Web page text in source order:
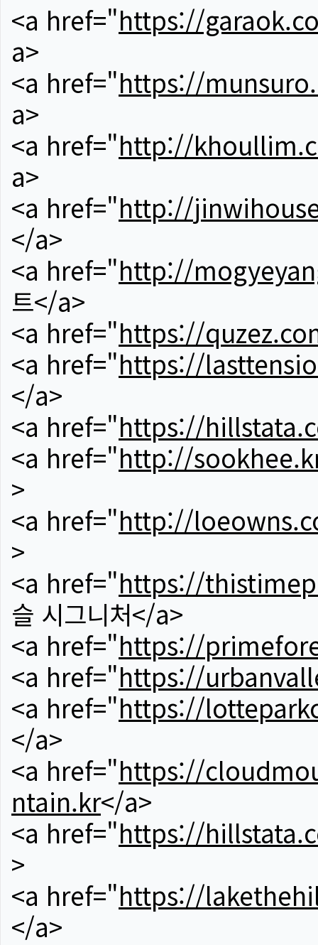
<a href="https://
a>
<a href="https://
a>
<a href="http://
a>
<a href="http://
</a>
<a href="http://
트</a>
<a href="https://
<a href="https://
</a>
<a href="https://
<a href="http://
>
<a href="http://
>
<a href="https://
슬 시그니처</a>
<a href="https://
<a href="https://
<a href="https://
</a>
<a href="https://
ntain.kr</a>
<a href="https://
>
<a href="https://
</a>